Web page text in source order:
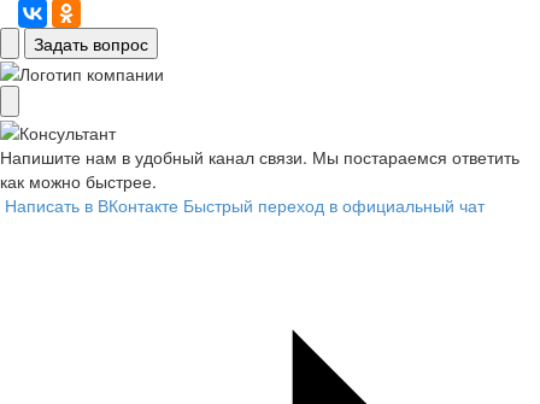
Задать вопрос
Напишите нам в удобный канал связи. Мы постараемся ответить
как можно быстрее.
Написать в ВКонтакте Быстрый переход в официальный чат